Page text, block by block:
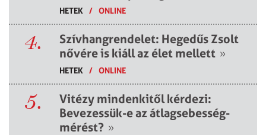
HETEK / ONLINE
4.
Szívhangrendelet: Hegedűs Zsolt
nővére is kiáll az élet mellett »
HETEK / ONLINE
5.
Vitézy mindenkitől kérdezi:
Bevezessük-e az átlagsebesség-
mérést? »